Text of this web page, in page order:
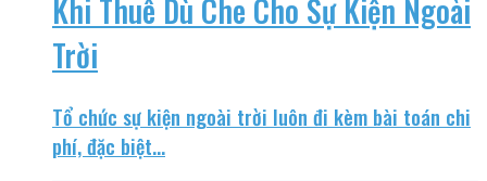
Khi Thuê Dù Che Cho Sự Kiện Ngoài
Trời
Tổ chức sự kiện ngoài trời luôn đi kèm bài toán chi
phí, đặc biệt...